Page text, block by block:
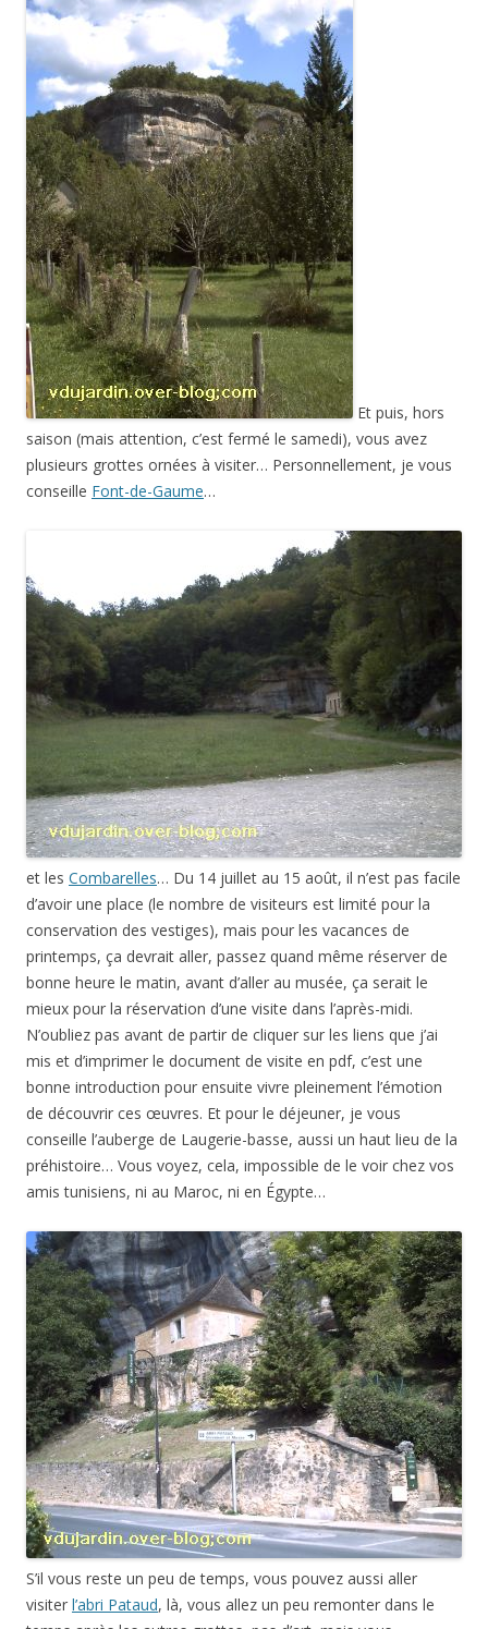
Et puis, hors
saison (mais attention, c’est fermé le samedi), vous avez
plusieurs grottes ornées à visiter… Personnellement, je vous
conseille Font-de-Gaume…
et les Combarelles… Du 14 juillet au 15 août, il n’est pas facile
d’avoir une place (le nombre de visiteurs est limité pour la
conservation des vestiges), mais pour les vacances de
printemps, ça devrait aller, passez quand même réserver de
bonne heure le matin, avant d’aller au musée, ça serait le
mieux pour la réservation d’une visite dans l’après-midi.
N’oubliez pas avant de partir de cliquer sur les liens que j’ai
mis et d’imprimer le document de visite en pdf, c’est une
bonne introduction pour ensuite vivre pleinement l’émotion
de découvrir ces œuvres. Et pour le déjeuner, je vous
conseille l’auberge de Laugerie-basse, aussi un haut lieu de la
préhistoire… Vous voyez, cela, impossible de le voir chez vos
amis tunisiens, ni au Maroc, ni en Égypte…
S’il vous reste un peu de temps, vous pouvez aussi aller
visiter l’abri Pataud, là, vous allez un peu remonter dans le